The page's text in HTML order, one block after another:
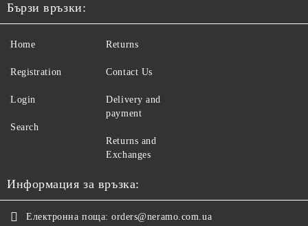
Бързи връзки:
Home
Registration
Login
Search
Returns
Contact Us
Delivery and
payment
Returns and
Exchanges
Информация за връзка:
Електронна поща: orders@neramo.com.ua